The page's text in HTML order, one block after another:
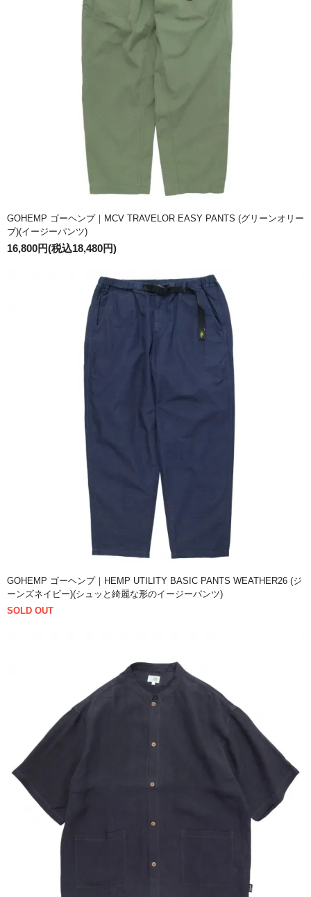
GOHEMP ゴーヘンプ｜MCV TRAVELOR EASY PANTS (グリーンオリー
ブ)(イージーパンツ)
16,800円(税込18,480円)
GOHEMP ゴーヘンプ｜HEMP UTILITY BASIC PANTS WEATHER26 (ジ
ーンズネイビー)(シュッと綺麗な形のイージーパンツ)
SOLD OUT